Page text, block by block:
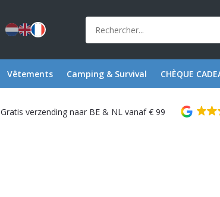
Vêtements Camping & Survival CHÈQUE
Gratis verzending naar BE & NL vanaf € 99